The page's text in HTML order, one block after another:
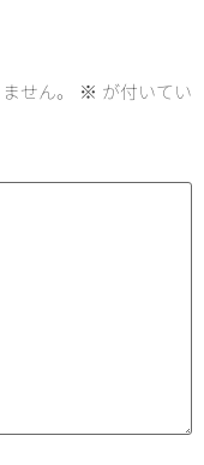
せん。 ※ が付いてい